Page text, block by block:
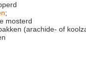
;
mosterd
(arachide- of